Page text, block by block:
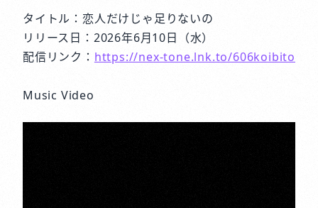
タイトル：恋人だけじゃ足りないの
リリース日：2026年6月10日（水）
配信リンク： https://nex-tone.lnk.to/606koibito
Music Video